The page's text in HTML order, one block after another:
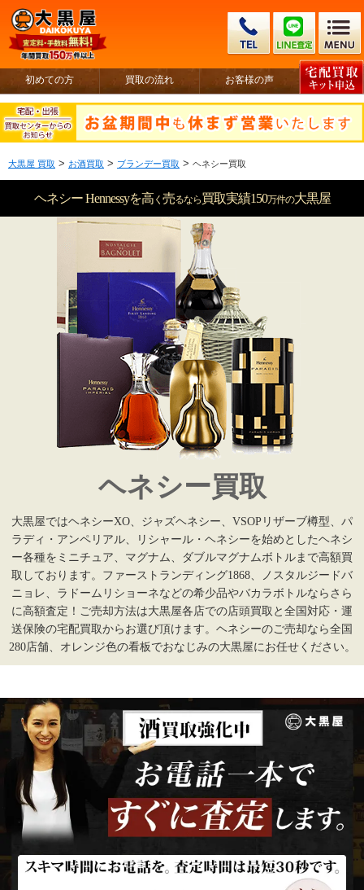
初めての方 買取の流れ お客様の声
大黒屋 買取 > お酒買取 > ブランデー買取 > ヘネシー買取
ヘネシー Hennessyを高く 売るなら買取実績150万件の大黒屋
ヘネシー買取
大黒屋ではヘネシーXO、ジャズヘネシー、VSOPリザーブ樽型、パ
ラディ・アンペリアル、リシャール・ヘネシーを始めとしたヘネシ
ー各種をミニチュア、マグナム、ダブルマグナムボトルまで高額買
取しております。ファーストランディング1868、ノスタルジードバ
ニョレ、ラドームリショーネなどの希少品やバカラボトルならさら
に高額査定！ご売却方法は大黒屋各店での店頭買取と全国対応・運
送保険の宅配買取からお選び頂けます。ヘネシーのご売却なら全国
280店舗、オレンジ色の看板でおなじみの大黒屋にお任せください。